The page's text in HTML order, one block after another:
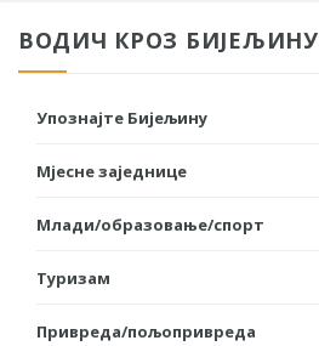
ВОДИЧ КРОЗ БИЈЕЉИНУ
Упознајте Бијељину
Мјесне заједнице
Млади/образовање/спорт
Туризам
Привреда/пољопривреда